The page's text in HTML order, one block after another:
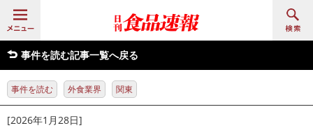
事件を読む記事一覧へ戻る
事件を読む 外食業界 関東
[2026年1月28日]